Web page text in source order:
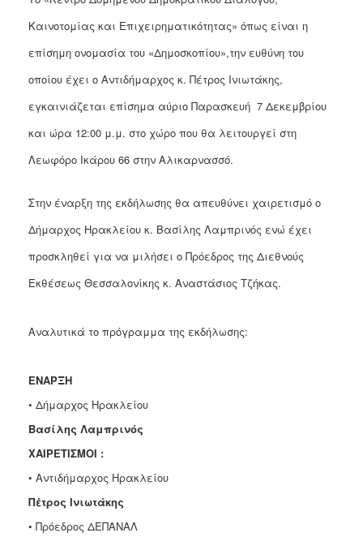
Καινοτομίας και Επιχειρηματικότητας» όπως είναι η
επίσημη ονομασία του «Δημοσκοπίου»,την ευθύνη του
οποίου έχει ο Αντιδήμαρχος κ. Πέτρος Ινιωτάκης,
εγκαινιάζεται επίσημα αύριο Παρασκευή 7 Δεκεμβρίου
και ώρα 12:00 μ.μ. στο χώρο που θα λειτουργεί στη
Λεωφόρο Ικάρου 66 στην Αλικαρνασσό.
Στην έναρξη της εκδήλωσης θα απευθύνει χαιρετισμό ο
Δήμαρχος Ηρακλείου κ. Βασίλης Λαμπρινός ενώ έχει
προσκληθεί για να μιλήσει ο Πρόεδρος της Διεθνούς
Εκθέσεως Θεσσαλονίκης κ. Αναστάσιος Τζήκας.
Αναλυτικά το πρόγραμμα της εκδήλωσης:
ΕΝΑΡΞΗ
• Δήμαρχος Ηρακλείου
Βασίλης Λαμπρινός
ΧΑΙΡΕΤΙΣΜΟΙ :
• Αντιδήμαρχος Ηρακλείου
Πέτρος Ινιωτάκης
• Πρόεδρος ΔΕΠΑΝΑΛ